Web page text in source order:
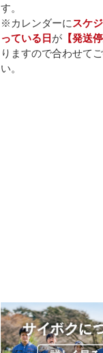
す。
※カレンダーに スケ
っている日 が 【発送
りますので合わせて
い。